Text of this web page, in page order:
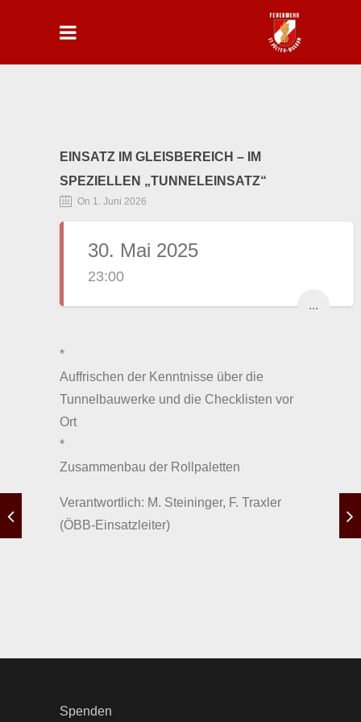
EINSATZ IM GLEISBEREICH – IM
SPEZIELLEN „TUNNELEINSATZ“
On 1. Juni 2026
30. Mai 2025
23:00
...
*
Auffrischen der Kenntnisse über die
Tunnelbauwerke und die Checklisten vor
Ort
*
Zusammenbau der Rollpaletten
Verantwortlich: M. Steininger, F. Traxler
(ÖBB-Einsatzleiter)
Spenden